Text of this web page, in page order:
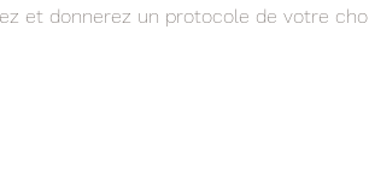
et donnerez un protocole de votre